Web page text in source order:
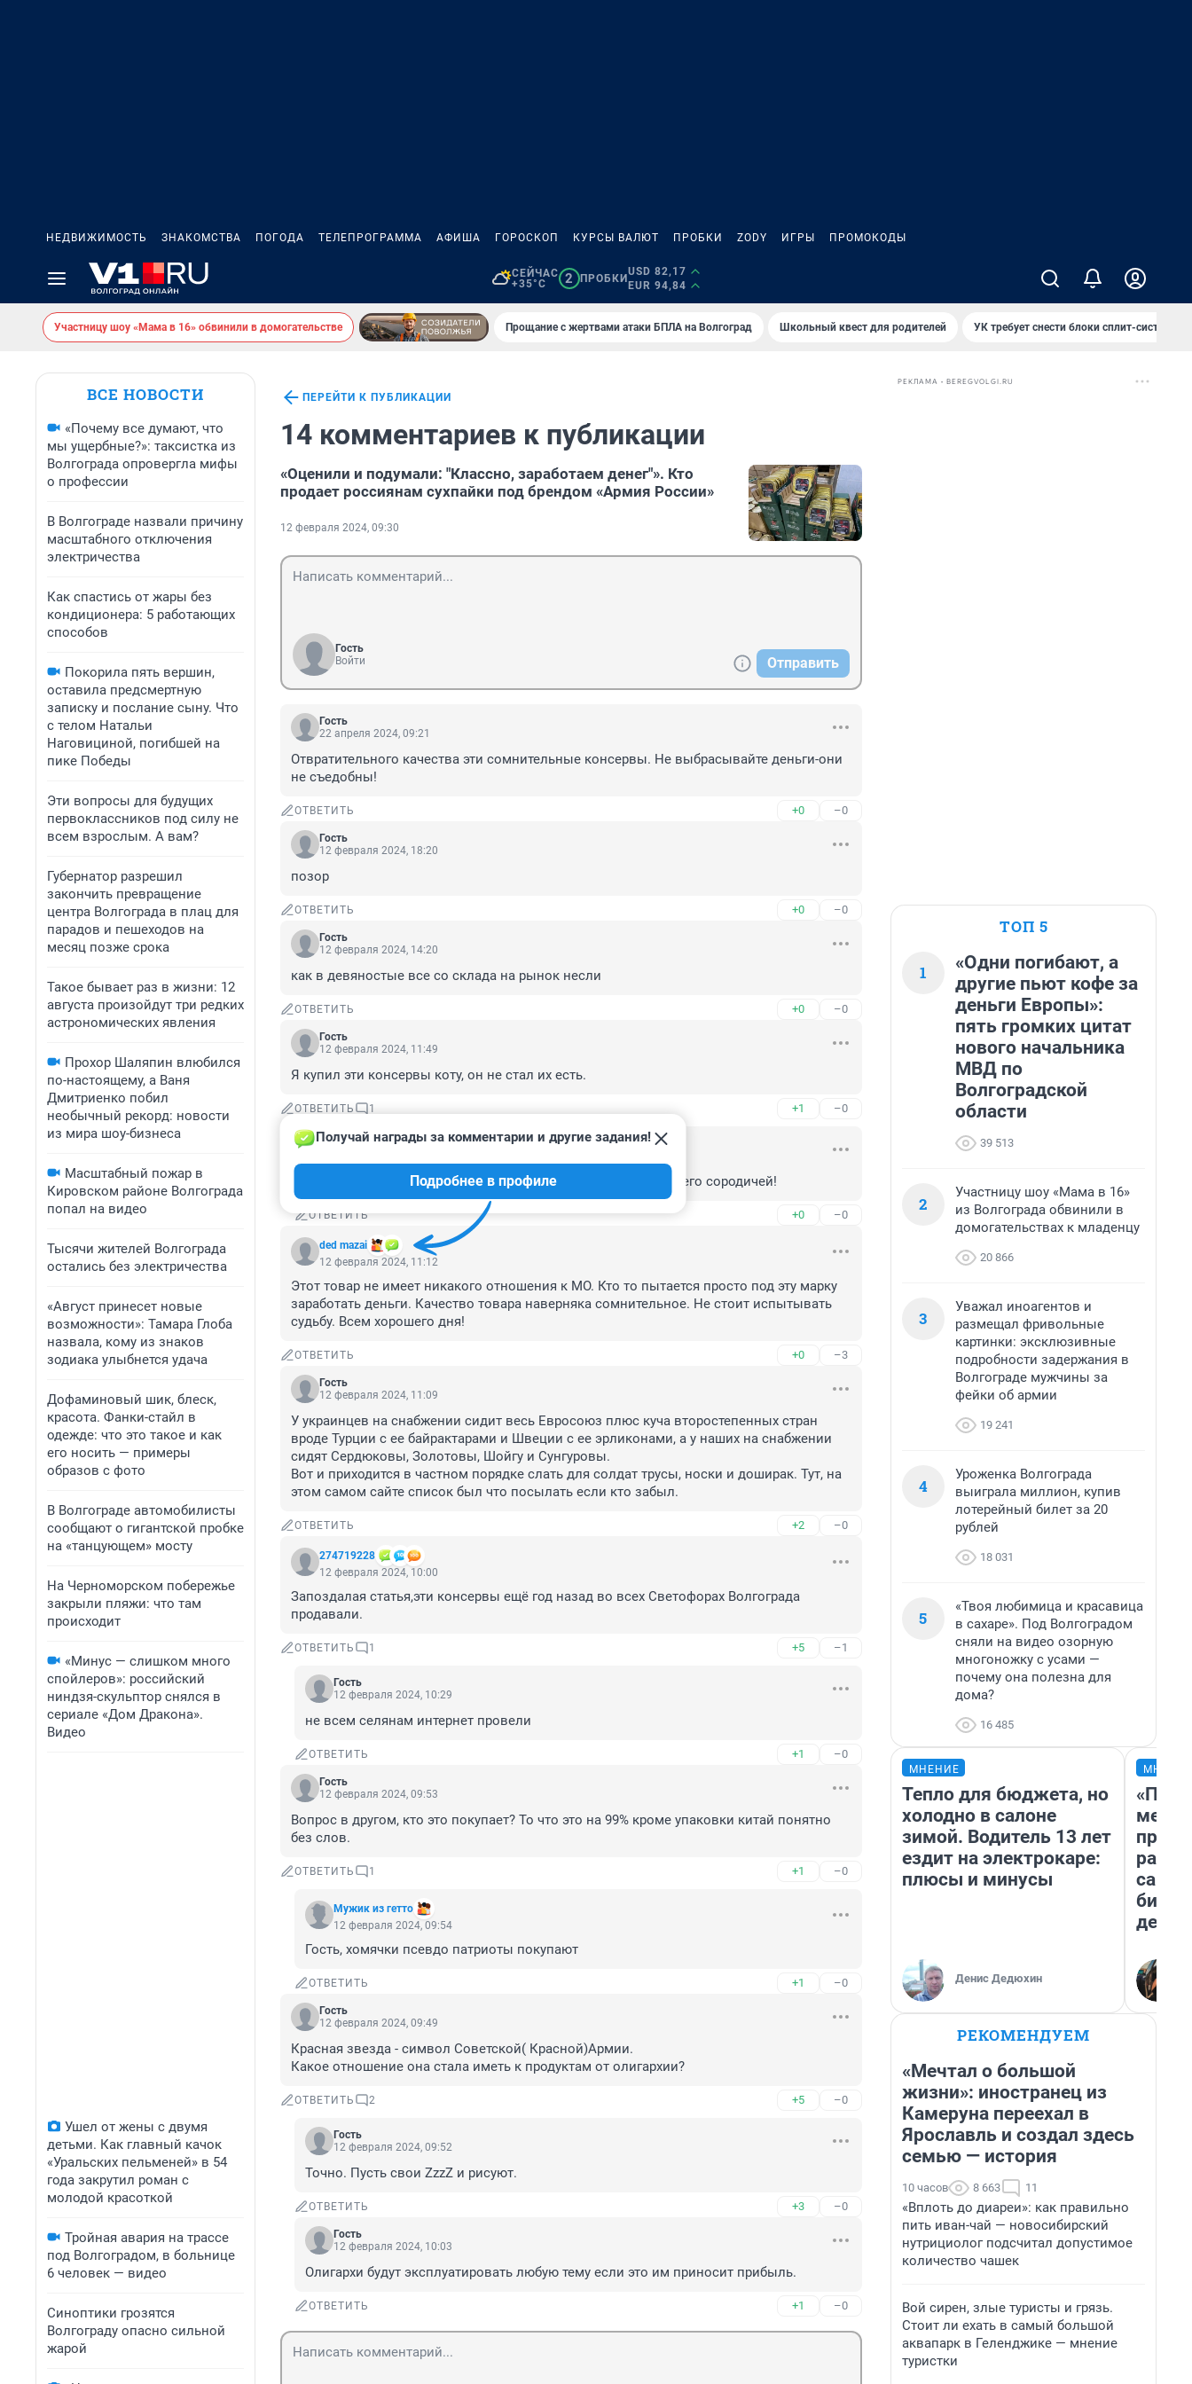
НЕДВИЖИМОСТЬ ЗНАКОМСТВА ПОГОДА ТЕЛЕПРОГРАММА АФИША ГОРОСКОП КУРСЫ ВАЛЮТ ПРОБКИ ZODY ИГРЫ ПРОМОКОДЫ
СЕЙЧАС
+35°C
2 ПРОБКИ
USD 82,17
EUR 94,84
Участницу шоу «Мама в 16» обвинили в домогательстве Прощание с жертвами атаки БПЛА на Волгоград Школьный квест для родителей УК требует снести блоки сплит-систем
ВСЕ НОВОСТИ
«Почему все думают, что
мы ущербные?»: таксистка из
Волгограда опровергла мифы
о профессии
В Волгограде назвали причину
масштабного отключения
электричества
Как спастись от жары без
кондиционера: 5 работающих
способов
Покорила пять вершин,
оставила предсмертную
записку и послание сыну. Что
с телом Натальи
Наговициной, погибшей на
пике Победы
Эти вопросы для будущих
первоклассников под силу не
всем взрослым. А вам?
Губернатор разрешил
закончить превращение
центра Волгограда в плац для
парадов и пешеходов на
месяц позже срока
Такое бывает раз в жизни: 12
августа произойдут три редких
астрономических явления
Прохор Шаляпин влюбился
по-настоящему, а Ваня
Дмитриенко побил
необычный рекорд: новости
из мира шоу-бизнеса
Масштабный пожар в
Кировском районе Волгограда
попал на видео
Тысячи жителей Волгограда
остались без электричества
«Август принесет новые
возможности»: Тамара Глоба
назвала, кому из знаков
зодиака улыбнется удача
Дофаминовый шик, блеск,
красота. Фанки-стайл в
одежде: что это такое и как
его носить — примеры
образов с фото
В Волгограде автомобилисты
сообщают о гигантской пробке
на «танцующем» мосту
На Черноморском побережье
закрыли пляжи: что там
происходит
«Минус — слишком много
спойлеров»: российский
ниндзя-скульптор снялся в
сериале «Дом Дракона».
Видео
Ушел от жены с двумя
детьми. Как главный качок
«Уральских пельменей» в 54
года закрутил роман с
молодой красоткой
Тройная авария на трассе
под Волгоградом, в больнице
6 человек — видео
Синоптики грозятся
Волгограду опасно сильной
жарой
ПЕРЕЙТИ К ПУБЛИКАЦИИ
14 комментариев к публикации
«Оценили и подумали: "Классно, заработаем денег"». Кто
продает россиянам сухпайки под брендом «Армия России»
12 февраля 2024, 09:30
Гость
Войти
Отправить
Гость
22 апреля 2024, 09:21
Отвратительного качества эти сомнительные консервы. Не выбрасывайте деньги-они
не съедобны!
ОТВЕТИТЬ +0 –0
Гость
12 февраля 2024, 18:20
позор
ОТВЕТИТЬ +0 –0
Гость
12 февраля 2024, 14:20
как в девяностые все со склада на рынок несли
ОТВЕТИТЬ +0 –0
Гость
12 февраля 2024, 11:49
Я купил эти консервы коту, он не стал их есть.
ОТВЕТИТЬ 1 +1 –0
Гость
Возможно потому, что там плов-синтетика,😂 ну а мясо из его сородичей!
ОТВЕТИТЬ +0 –0
ded mazai
Получай награды за комментарии и другие задания!
Подробнее в профиле
12 февраля 2024, 11:12
Этот товар не имеет никакого отношения к МО. Кто то пытается просто под эту марку
заработать деньги. Качество товара наверняка сомнительное. Не стоит испытывать
судьбу. Всем хорошего дня!
ОТВЕТИТЬ +0 –3
Гость
12 февраля 2024, 11:09
У украинцев на снабжении сидит весь Евросоюз плюс куча второстепенных стран
вроде Турции с ее байрактарами и Швеции с ее эрликонами, а у наших на снабжении
сидят Сердюковы, Золотовы, Шойгу и Сунгуровы.
Вот и приходится в частном порядке слать для солдат трусы, носки и доширак. Тут, на
этом самом сайте список был что посылать если кто забыл.
ОТВЕТИТЬ +2 –0
274719228
12 февраля 2024, 10:00
Запоздалая статья,эти консервы ещё год назад во всех Светофорах Волгограда
продавали.
ОТВЕТИТЬ 1 +5 –1
Гость
12 февраля 2024, 10:29
не всем селянам интернет провели
ОТВЕТИТЬ +1 –0
Гость
12 февраля 2024, 09:53
Вопрос в другом, кто это покупает? То что это на 99% кроме упаковки китай понятно
без слов.
ОТВЕТИТЬ 1 +1 –0
Мужик из гетто
12 февраля 2024, 09:54
Гость, хомячки псевдо патриоты покупают
ОТВЕТИТЬ +1 –0
Гость
12 февраля 2024, 09:49
Красная звезда - символ Советской( Красной)Армии.
Какое отношение она стала иметь к продуктам от олигархии?
ОТВЕТИТЬ 2 +5 –0
Гость
12 февраля 2024, 09:52
Точно. Пусть свои ZzzZ и рисуют.
ОТВЕТИТЬ +3 –0
Гость
12 февраля 2024, 10:03
Олигархи будут эксплуатировать любую тему если это им приносит прибыль.
ОТВЕТИТЬ +1 –0
РЕКЛАМА • BEREGVOLGI.RU
ТОП 5
1
«Одни погибают, а
другие пьют кофе за
деньги Европы»:
пять громких цитат
нового начальника
МВД по
Волгоградской
области
39 513
2
Участницу шоу «Мама в 16»
из Волгограда обвинили в
домогательствах к младенцу
20 866
3
Уважал иноагентов и
размещал фривольные
картинки: эксклюзивные
подробности задержания в
Волгограде мужчины за
фейки об армии
19 241
4
Уроженка Волгограда
выиграла миллион, купив
лотерейный билет за 20
рублей
18 031
5
«Твоя любимица и красавица
в сахаре». Под Волгоградом
сняли на видео озорную
многоножку с усами —
почему она полезна для
дома?
16 485
МНЕНИЕ
Тепло для бюджета, но
холодно в салоне
зимой. Водитель 13 лет
ездит на электрокаре:
плюсы и минусы
Денис Дедюхин
РЕКОМЕНДУЕМ
«Мечтал о большой
жизни»: иностранец из
Камеруна переехал в
Ярославль и создал здесь
семью — история
10 часов 8 663 11
«Вплоть до диареи»: как правильно
пить иван-чай — новосибирский
нутрициолог подсчитал допустимое
количество чашек
Вой сирен, злые туристы и грязь.
Стоит ли ехать в самый большой
аквапарк в Геленджике — мнение
туристки